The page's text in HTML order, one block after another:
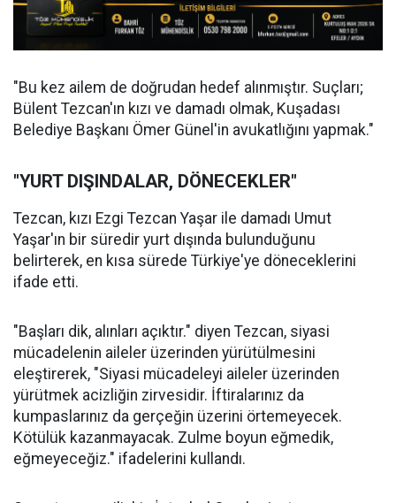
"Bu kez ailem de doğrudan hedef alınmıştır. Suçları;
Bülent Tezcan'ın kızı ve damadı olmak, Kuşadası
Belediye Başkanı Ömer Günel'in avukatlığını yapmak."
"YURT DIŞINDALAR, DÖNECEKLER"
Tezcan, kızı Ezgi Tezcan Yaşar ile damadı Umut
Yaşar'ın bir süredir yurt dışında bulunduğunu
belirterek, en kısa sürede Türkiye'ye döneceklerini
ifade etti.
"Başları dik, alınları açıktır." diyen Tezcan, siyasi
mücadelenin aileler üzerinden yürütülmesini
eleştirerek, "Siyasi mücadeleyi aileler üzerinden
yürütmek acizliğin zirvesidir. İftiralarınız da
kumpaslarınız da gerçeğin üzerini örtemeyecek.
Kötülük kazanmayacak. Zulme boyun eğmedik,
eğmeyeceğiz." ifadelerini kullandı.